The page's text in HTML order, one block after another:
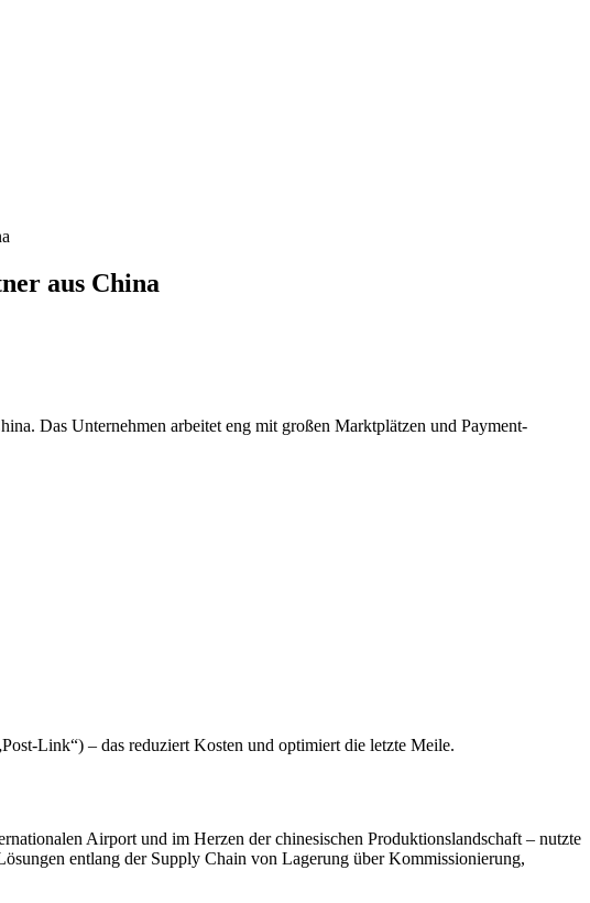
aus China
Das Unternehmen arbeitet eng mit großen Marktplätzen und Payment-
Link“) – das reduziert Kosten und optimiert die letzte Meile.
Airport und im Herzen der chinesischen Produktionslandschaft – nutzte
entlang der Supply Chain von Lagerung über Kommissionierung,